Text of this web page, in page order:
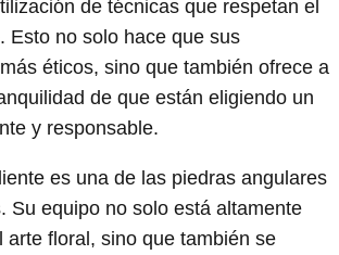
de técnicas que respetan el
Esto no solo hace que sus
éticos, sino que también ofrece a
de que están eligiendo un
y responsable.
es una de las piedras angulares
Su equipo no solo está altamente
arte floral, sino que también se